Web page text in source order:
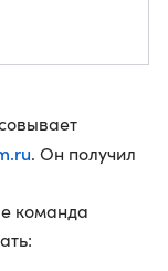
. Он получил
команда